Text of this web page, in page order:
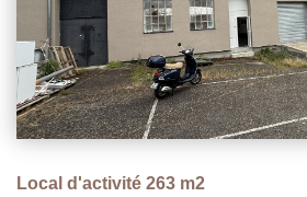
Local d'activité 263 m2